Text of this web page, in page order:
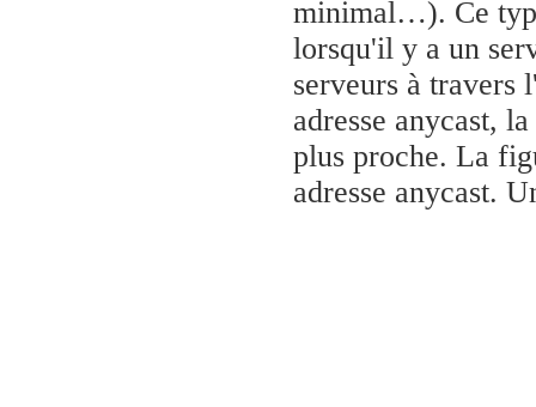
minimal…). Ce
lorsqu'il y a un
serveurs à travers
adresse anycast,
plus proche. La
adresse anycast.